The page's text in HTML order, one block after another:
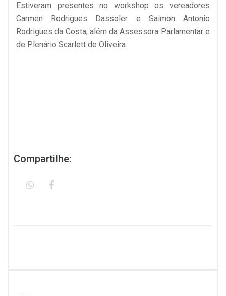
Estiveram presentes no workshop os vereadores
Carmen Rodrigues Dassoler e Saimon Antonio
Rodrigues da Costa, além da Assessora Parlamentar e
de Plenário Scarlett de Oliveira.
Compartilhe: